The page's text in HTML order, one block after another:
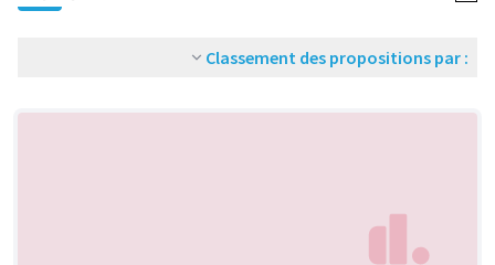
Classement des propositions par :